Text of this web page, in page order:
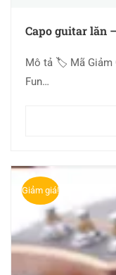
Capo guitar lăn
Mô tả 🏷 Mã Giảm
Fun…
Giảm giá!